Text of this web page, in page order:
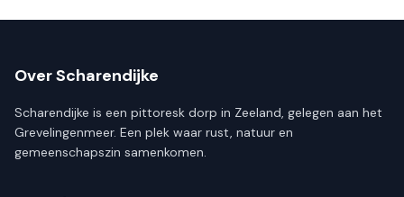
Over Scharendijke
Scharendijke is een pittoresk dorp in Zeeland, gelegen aan het
Grevelingenmeer. Een plek waar rust, natuur en
gemeenschapszin samenkomen.